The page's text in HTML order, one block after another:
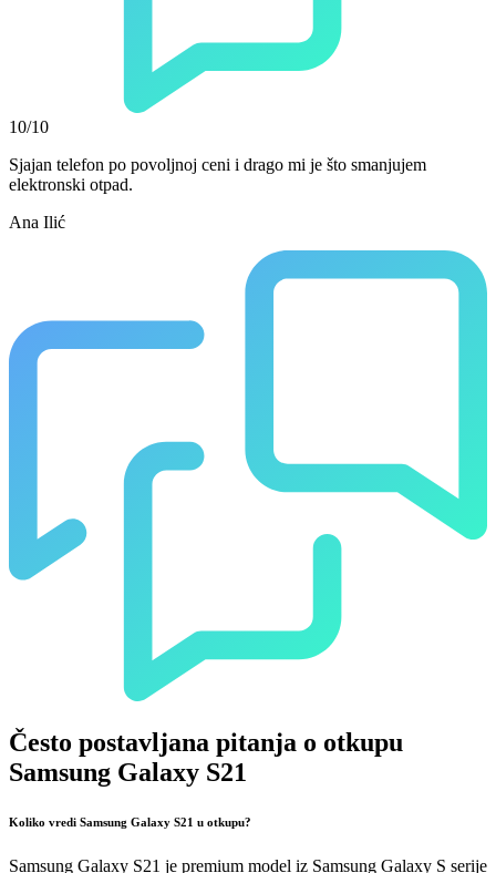
10/10
Sjajan telefon po povoljnoj ceni i drago mi je što smanjujem
elektronski otpad.
Ana Ilić
Često postavljana pitanja o otkupu
Samsung Galaxy S21
Koliko vredi Samsung Galaxy S21 u otkupu?
Samsung Galaxy S21 je premium model iz Samsung Galaxy S serije